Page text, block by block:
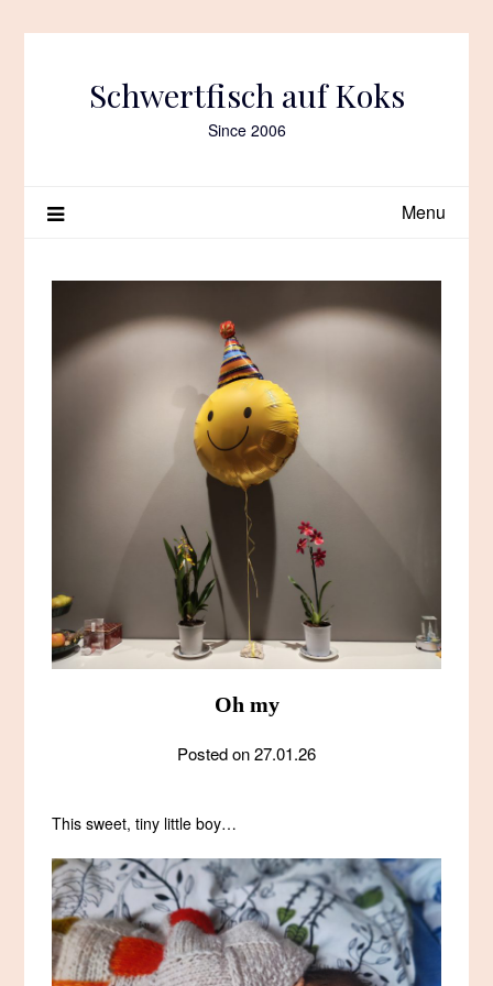
Schwertfisch auf Koks
Since 2006
Menu
Oh my
Posted on27.01.26
This sweet, tiny little boy…